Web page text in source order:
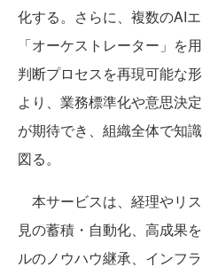
化する。さらに、複数のAI
「オーケストレーター」を
判断プロセスを再現可能な
より、業務標準化や意思決
が期待でき、組織全体で知
図る。
本サービスは、経理やリ
見の蓄積・自動化、高成果
ルのノウハウ継承、インフ